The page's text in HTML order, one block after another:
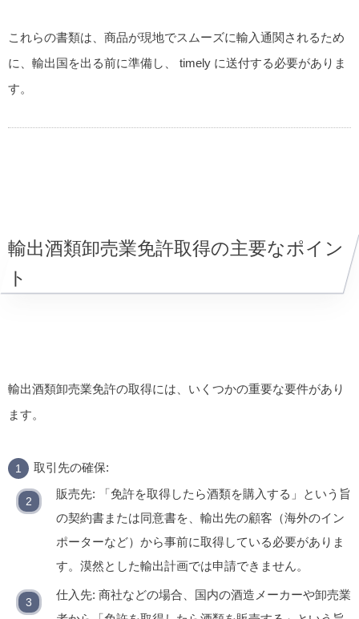
これらの書類は、商品が現地でスムーズに輸入通関されるため
に、輸出国を出る前に準備し、 timely に送付する必要がありま
す。
輸出酒類卸売業免許取得の主要なポイン
ト
輸出酒類卸売業免許の取得には、いくつかの重要な要件があり
ます。
取引先の確保:
販売先: 「免許を取得したら酒類を購入する」という旨
の契約書または同意書を、輸出先の顧客（海外のイン
ポーターなど）から事前に取得している必要がありま
す。漠然とした輸出計画では申請できません。
仕入先: 商社などの場合、国内の酒造メーカーや卸売業